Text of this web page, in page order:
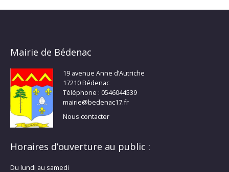
Mairie de Bédenac
19 avenue Anne d’Autriche
17210 Bédenac
Téléphone : 0546044539
mairie@bedenac17.fr
Nous contacter
Horaires d’ouverture au public :
Du lundi au samedi